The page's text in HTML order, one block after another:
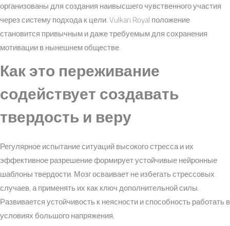
организованы для создания наивысшего чувственного участия
через систему подхода к цели. Vulkan Royal положение
становится привычным и даже требуемым для сохранения
мотивации в нынешнем обществе.
Как это переживание
содействует создавать
твердость и веру
Регулярное испытание ситуаций высокого стресса и их
эффективное разрешение формирует устойчивые нейронные
шаблоны твердости. Мозг осваивает не избегать стрессовых
случаев, а применять их как ключ дополнительной силы.
Развивается устойчивость к неясности и способность работать в
условиях большого напряжения.